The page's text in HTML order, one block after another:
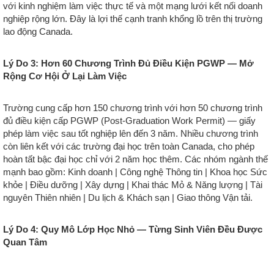
với kinh nghiệm làm việc thực tế và một mạng lưới kết nối doanh
nghiệp rộng lớn. Đây là lợi thế cạnh tranh khổng lồ trên thị trường
lao động Canada.
Lý Do 3: Hơn 60 Chương Trình Đủ Điều Kiện PGWP — Mở
Rộng Cơ Hội Ở Lại Làm Việc
Trường cung cấp hơn 150 chương trình với hơn 50 chương trình
đủ điều kiện cấp PGWP (Post-Graduation Work Permit) — giấy
phép làm việc sau tốt nghiệp lên đến 3 năm. Nhiều chương trình
còn liên kết với các trường đại học trên toàn Canada, cho phép
hoàn tất bậc đại học chỉ với 2 năm học thêm. Các nhóm ngành thế
mạnh bao gồm: Kinh doanh | Công nghệ Thông tin | Khoa học Sức
khỏe | Điều dưỡng | Xây dựng | Khai thác Mỏ & Năng lượng | Tài
nguyên Thiên nhiên | Du lịch & Khách sạn | Giao thông Vận tải.
Lý Do 4: Quy Mô Lớp Học Nhỏ — Từng Sinh Viên Đều Được
Quan Tâm